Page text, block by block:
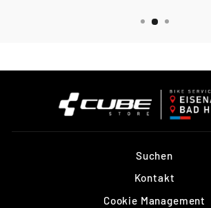
Suchen
Kontakt
Cookie Management